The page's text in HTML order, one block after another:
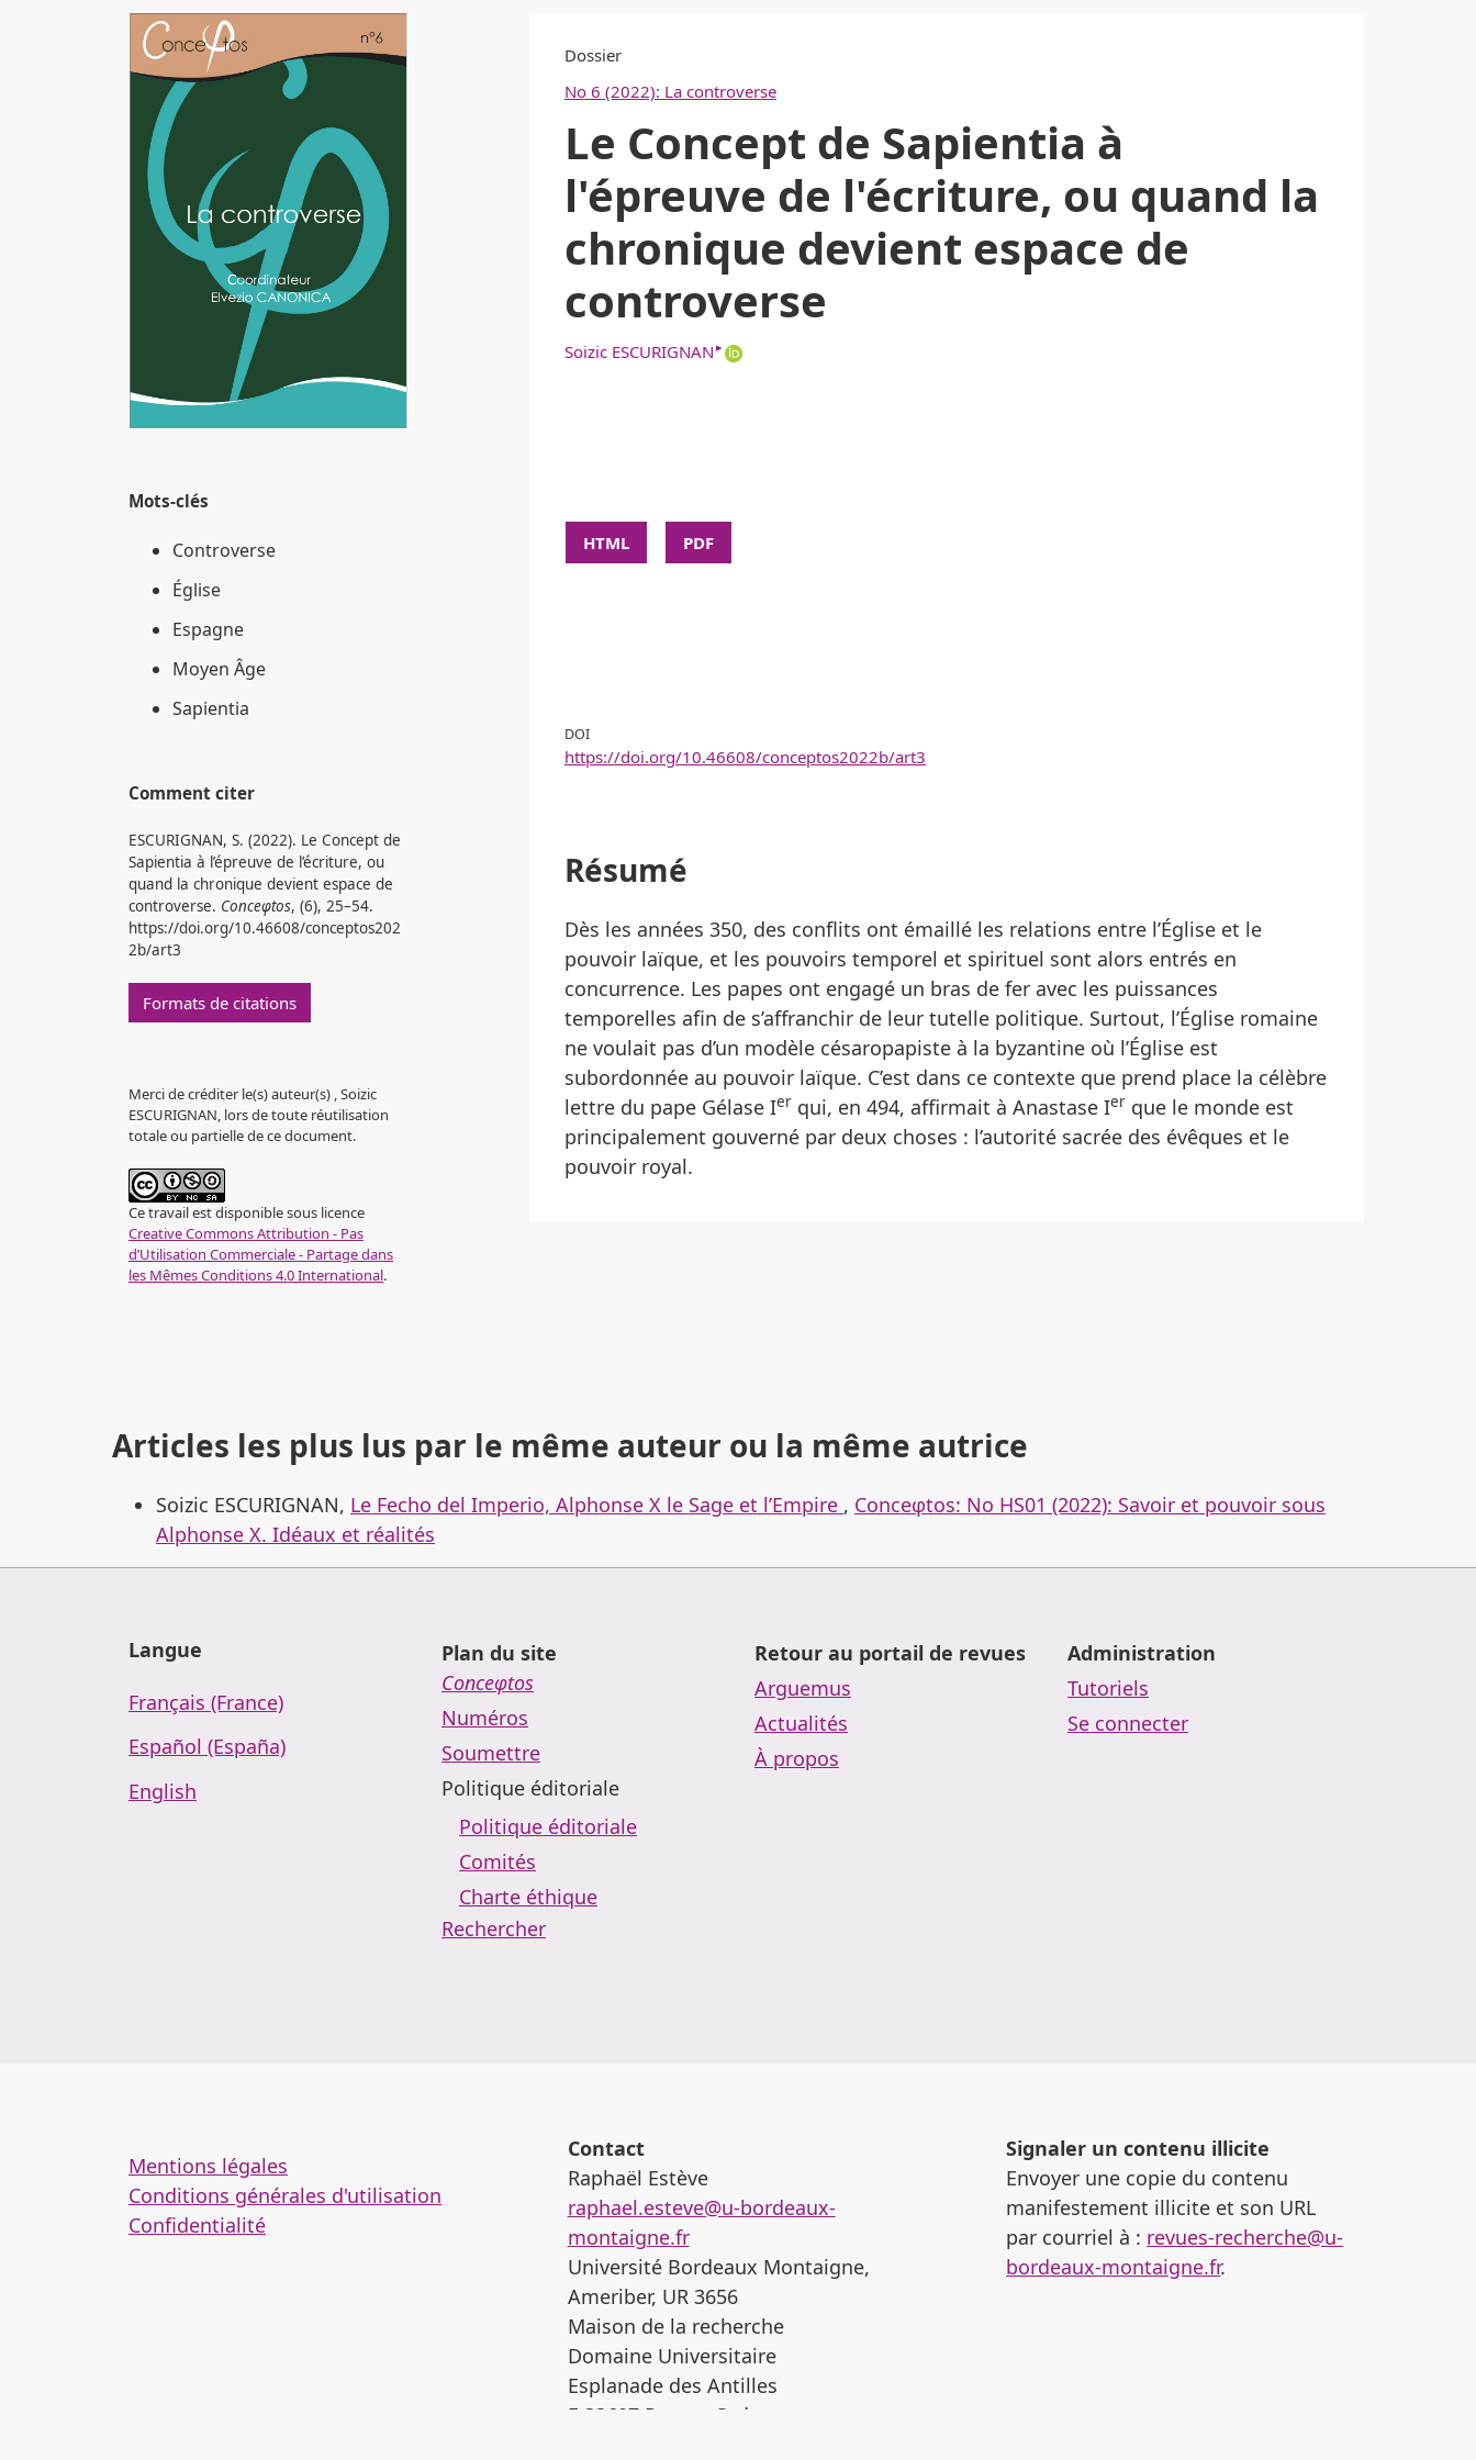
Dossier
No 6 (2022): La controverse
Le Concept de Sapientia à
l'épreuve de l'écriture, ou quand la
chronique devient espace de
controverse
Soizic ESCURIGNAN ▸
HTML PDF
DOI
https://doi.org/10.46608/conceptos2022b/art3
Résumé
Dès les années 350, des conflits ont émaillé les relations entre l’Église et le
pouvoir laïque, et les pouvoirs temporel et spirituel sont alors entrés en
concurrence. Les papes ont engagé un bras de fer avec les puissances
temporelles afin de s’affranchir de leur tutelle politique. Surtout, l’Église romaine
ne voulait pas d’un modèle césaropapiste à la byzantine où l’Église est
subordonnée au pouvoir laïque. C’est dans ce contexte que prend place la célèbre
lettre du pape Gélase Ier qui, en 494, affirmait à Anastase Ier que le monde est
principalement gouverné par deux choses : l’autorité sacrée des évêques et le
pouvoir royal.
Image de couverture
Mots-clés
Controverse
Église
Espagne
Moyen Âge
Sapientia
Comment citer
ESCURIGNAN, S. (2022). Le Concept de
Sapientia à l’épreuve de l’écriture, ou
quand la chronique devient espace de
controverse. Conceφtos, (6), 25–54.
https://doi.org/10.46608/conceptos202
2b/art3
Formats de citations
Merci de créditer le(s) auteur(s) , Soizic
ESCURIGNAN, lors de toute réutilisation
totale ou partielle de ce document.
Ce travail est disponible sous licence
Creative Commons Attribution - Pas
d’Utilisation Commerciale - Partage dans
les Mêmes Conditions 4.0 International.
Articles les plus lus par le même auteur ou la même autrice
Soizic ESCURIGNAN, Le Fecho del Imperio, Alphonse X le Sage et l’Empire , Conceφtos: No HS01 (2022): Savoir et pouvoir sous
Alphonse X. Idéaux et réalités
Langue
Français (France)
Español (España)
English
Plan du site
Conceφtos
Numéros
Soumettre
Politique éditoriale
Politique éditoriale
Comités
Charte éthique
Rechercher
Retour au portail de revues
Arguemus
Actualités
À propos
Administration
Tutoriels
Se connecter
Mentions légales
Conditions générales d'utilisation
Confidentialité
Contact
Raphaël Estève
raphael.esteve@u-bordeaux-
montaigne.fr
Université Bordeaux Montaigne,
Ameriber, UR 3656
Maison de la recherche
Domaine Universitaire
Esplanade des Antilles
F-33607 Pessac Cedex
Signaler un contenu illicite
Envoyer une copie du contenu
manifestement illicite et son URL
par courriel à : revues-recherche@u-
bordeaux-montaigne.fr.